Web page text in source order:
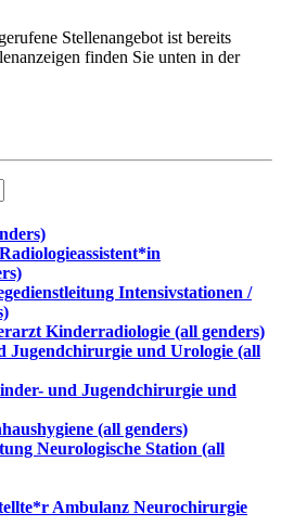
Stellenangebot ist bereits
finden Sie unten in der
Intensivstationen /
Kinderradiologie (all genders)
Jugendchirurgie und Urologie (all
und Jugendchirurgie und
(all genders)
Neurologische Station (all
Ambulanz Neurochirurgie